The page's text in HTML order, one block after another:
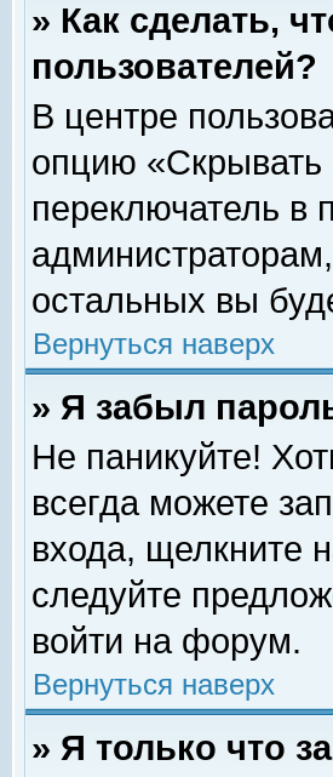
» Как сделать,
пользователей?
В центре
опцию
переключатель в
остальных вы
Вернуться наверх
» Я забыл
Не паникуйте!
всегда можете
входа, щелкните
следуйте
войти на форум.
Вернуться наверх
» Я только что